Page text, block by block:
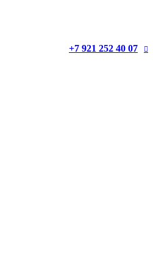
+7 921 252 40 07